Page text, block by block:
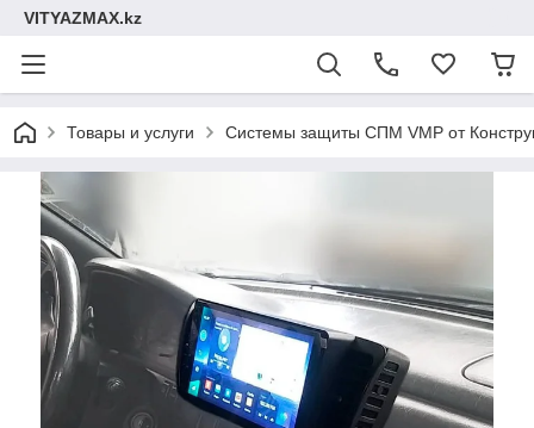
VITYAZMAX.kz
Товары и услуги Системы защиты СПМ VMP от